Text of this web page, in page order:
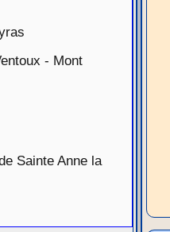
- Mont
Sainte Anne la